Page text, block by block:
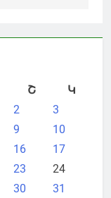
Շ
Կ
2
3
9
10
16
17
23
24
30 31